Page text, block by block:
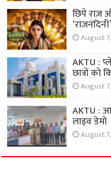
छिपे राज़
‘राजनंदिनी’
August
AKTU :
छात्रों को
August
AKTU :
लाइव डेमो
August